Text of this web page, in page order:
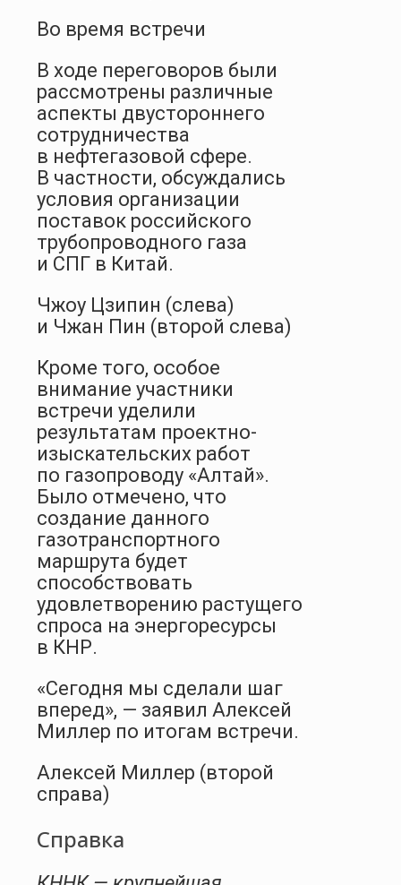
Во время встречи
В ходе переговоров были
рассмотрены различные
аспекты двустороннего
сотрудничества
в нефтегазовой сфере.
В частности, обсуждались
условия организации
поставок российского
трубопроводного газа
и СПГ в Китай.
Чжоу Цзипин (слева)
и Чжан Пин (второй слева)
Кроме того, особое
внимание участники
встречи уделили
результатам проектно-
изыскательских работ
по газопроводу «Алтай».
Было отмечено, что
создание данного
газотранспортного
маршрута будет
способствовать
удовлетворению растущего
спроса на энергоресурсы
в КНР.
«Сегодня мы сделали шаг
вперед», — заявил Алексей
Миллер по итогам встречи.
Алексей Миллер (второй
справа)
Справка